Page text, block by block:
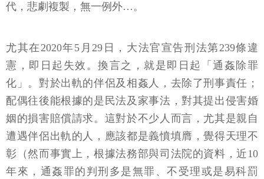
代，悲劇複製，無一例外…。
尤其在2020年5月29日，大法官宣告刑法第239條違
憲，即日起失效。換言之，就是即日起「通姦除罪
化」。對於出軌的伴侶及相姦人，去除了刑事責任；
配偶往後能根據的是民法及家事法，對其提出侵害婚
姻的損害賠償請求。這對於不少人而言，尤其是親自
遭遇伴侶出軌的人，應該都是義憤填膺，覺得天理不
彰（然而事實上，根據法務部與司法院的資料，近10
年來，通姦罪的判刑多是無罪、不受理或是易科罰